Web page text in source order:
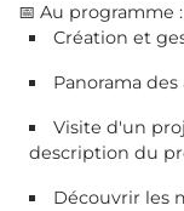
📅 Au programme :
Création et
Panorama
Visite d'un
description du
Découvrir les